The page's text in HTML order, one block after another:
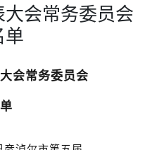
会常务委员会
单
会常务委员会